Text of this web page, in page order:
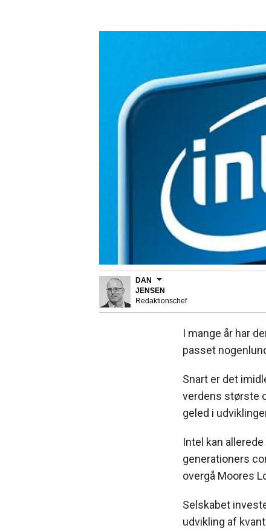
DAN
JENSEN
Redaktionschef
I mange år har
passet
Snart er det
verdens største
geled i
Intel kan
generationers
overgå Moores
Selskabet
udvikling af